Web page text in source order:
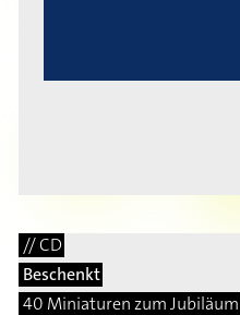
// CD
Beschenkt
40 Miniaturen zum Jubiläum